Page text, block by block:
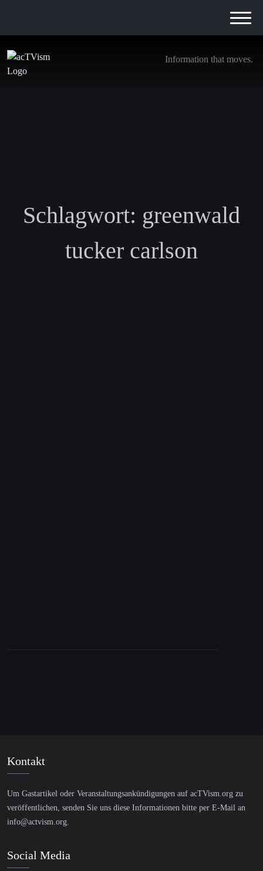
Information that moves.
Schlagwort: greenwald
tucker carlson
Kontakt
Um Gastartikel oder Veranstaltungsankündigungen auf acTVism.org zu
veröffentlichen, senden Sie uns diese Informationen bitte per E-Mail an
info@actvism.org.
Social Media